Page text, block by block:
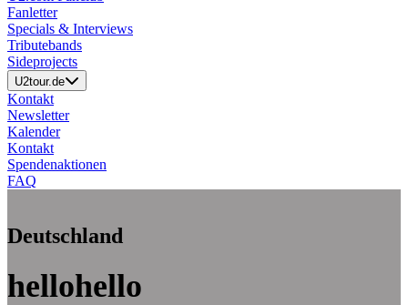
Fanletter
Specials & Interviews
Tributebands
Sideprojects
U2tour.de
Kontakt
Newsletter
Kalender
Kontakt
Spendenaktionen
FAQ
Deutschland
hellohello